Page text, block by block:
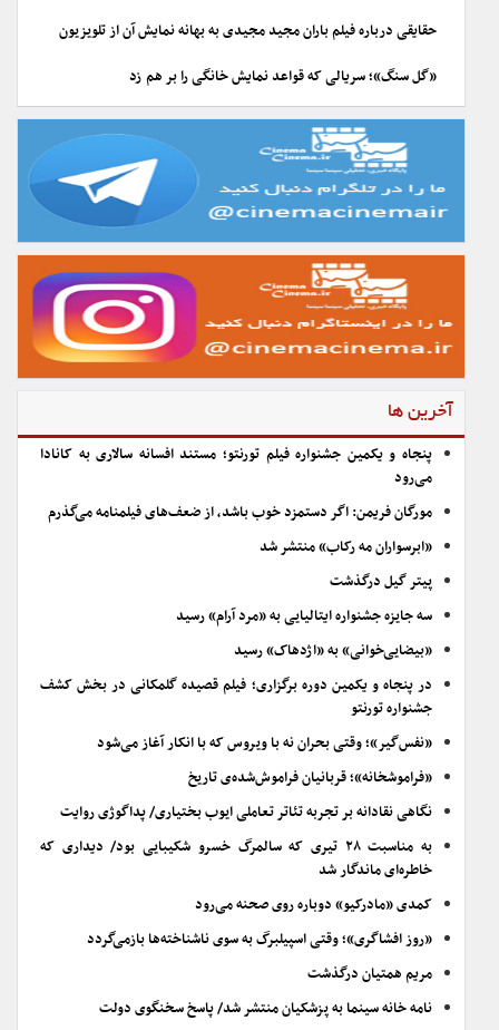
حقایقی درباره فیلم باران مجید مجیدی به بهانه نمایش آن از تلویزیون
«گل سنگ»؛ سریالی که قواعد نمایش خانگی را بر هم زد
آخرین ها
پنجاه و یکمین جشنواره فیلم تورنتو؛ مستند افسانه سالاری به کانادا
می‌رود
مورگان فریمن: اگر دستمزد خوب باشد، از ضعف‌های فیلمنامه می‌گذرم
«ابرسواران مه رکاب» منتشر شد
پیتر گیل درگذشت
سه جایزه جشنواره ایتالیایی به «مرد آرام» رسید
«بیضایی‌خوانی» به «اژدهاک» رسید
در پنجاه و یکمین دوره برگزاری؛ فیلم قصیده گلمکانی در بخش کشف
جشنواره تورنتو
«نفس‌گیر»؛ وقتی بحران نه با ویروس که با انکار آغاز می‌شود
«فراموشخانه»؛ قربانیان فراموش‌شده‌ی تاریخ
نگاهی نقادانه بر تجربه تئاتر تعاملی ایوب بختیاری/ پداگوژی روایت
به مناسبت ۲۸ تیری که سالمرگ خسرو شکیبایی بود/ دیداری که
خاطره‌ای ماندگار شد
کمدی «مادرکیو» دوباره روی صحنه می‌رود
«روز افشاگری»؛ وقتی اسپیلبرگ به سوی ناشناخته‌ها بازمی‌گردد
مریم همتیان درگذشت
نامه خانه سینما به پزشکیان منتشر شد/ پاسخ سخنگوی دولت